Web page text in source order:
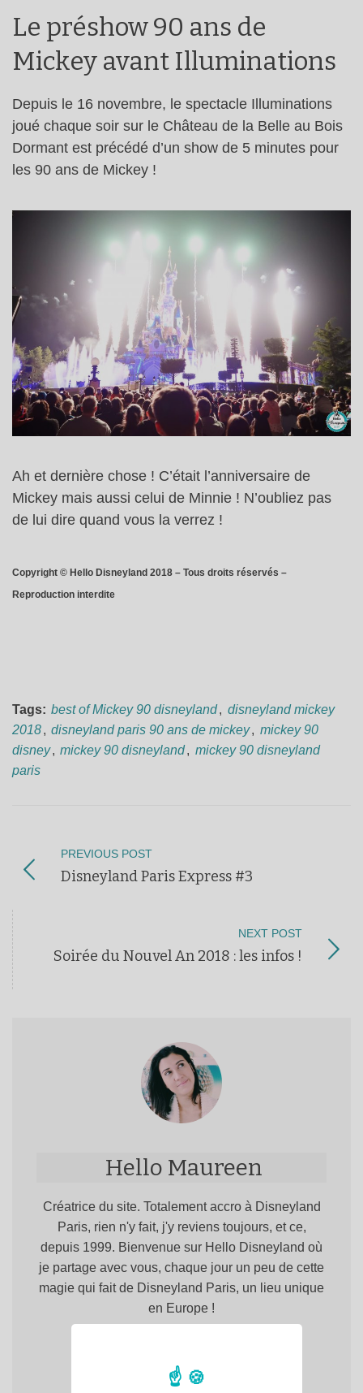
Le préshow 90 ans de
Mickey avant Illuminations
Depuis le 16 novembre, le spectacle Illuminations
joué chaque soir sur le Château de la Belle au Bois
Dormant est précédé d’un show de 5 minutes pour
les 90 ans de Mickey !
Ah et dernière chose ! C’était l’anniversaire de
Mickey mais aussi celui de Minnie ! N’oubliez pas
de lui dire quand vous la verrez !
Copyright © Hello Disneyland 2018 – Tous droits réservés –
Reproduction interdite
Tags: best of Mickey 90 disneyland, disneyland mickey
2018, disneyland paris 90 ans de mickey, mickey 90
disney, mickey 90 disneyland, mickey 90 disneyland
paris
PREVIOUS POST
Disneyland Paris Express #3
NEXT POST
Soirée du Nouvel An 2018 : les infos !
Hello Maureen
Créatrice du site. Totalement accro à Disneyland
Paris, rien n'y fait, j'y reviens toujours, et ce,
depuis 1999. Bienvenue sur Hello Disneyland où
je partage avec vous, chaque jour un peu de cette
magie qui fait de Disneyland Paris, un lieu unique
en Europe !